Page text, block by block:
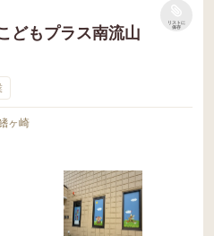
もプラス南流山
リストに
保存
ヶ崎